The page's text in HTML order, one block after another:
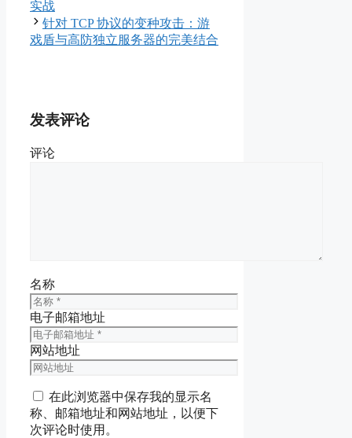
实战
针对 TCP 协议的变种攻击：游
戏盾与高防独立服务器的完美结合
发表评论
评论
名称
电子邮箱地址
网站地址
在此浏览器中保存我的显示名
称、邮箱地址和网站地址，以便下
次评论时使用。